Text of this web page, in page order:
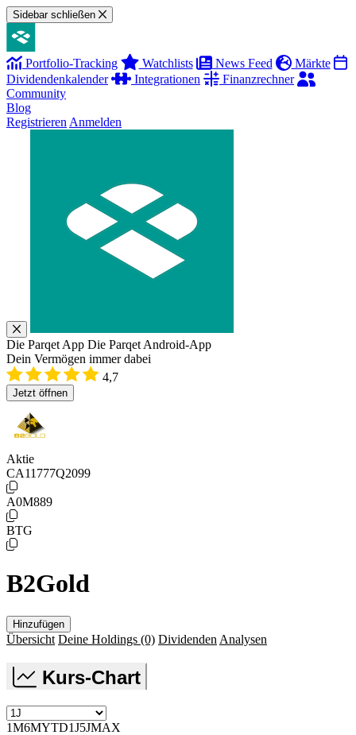
Sidebar schließen
Portfolio-Tracking Watchlists News Feed
Märkte
Dividendenkalender
Integrationen
Finanzrechner
Community
Blog
Registrieren Anmelden
Die Parqet App Die Parqet Android-App
Dein Vermögen immer dabei
4,7
Jetzt öffnen
Aktie
CA11777Q2099
A0M889
BTG
B2Gold
Hinzufügen
Übersicht Deine Holdings (0) Dividenden Analysen
Kurs-Chart
1M6MYTD1J5JMAX